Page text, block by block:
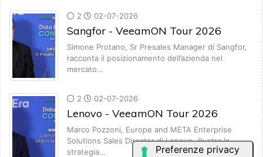
2 02-07-2026
Sangfor - VeeamON Tour 2026
Simone Protano, Sr Presales Manager di Sangfor,
racconta il posizionamento dell’azienda nel
mercato…
2 02-07-2026
Lenovo - VeeamON Tour 2026
Marco Pozzoni, Europe and META Enterprise
Solutions Sales Director di Lenovo, illustra la
strategia…